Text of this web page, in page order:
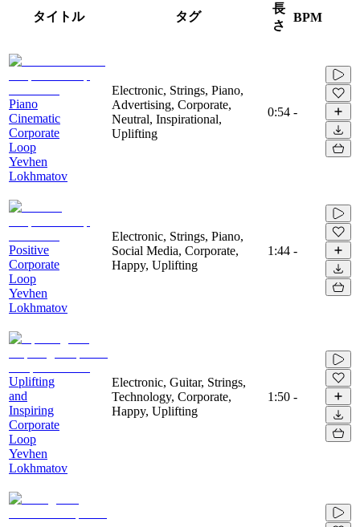
タイトル タグ
長
さ
BPM
Piano
Cinematic
Corporate
Loop
Yevhen
Lokhmatov
Electronic, Strings, Piano,
Advertising, Corporate,
Neutral, Inspirational,
Uplifting
0:54 -
Positive
Corporate
Loop
Yevhen
Lokhmatov
Electronic, Strings, Piano,
Social Media, Corporate,
Happy, Uplifting
1:44 -
Uplifting
and
Inspiring
Corporate
Loop
Yevhen
Lokhmatov
Electronic, Guitar, Strings,
Technology, Corporate,
Happy, Uplifting
1:50 -